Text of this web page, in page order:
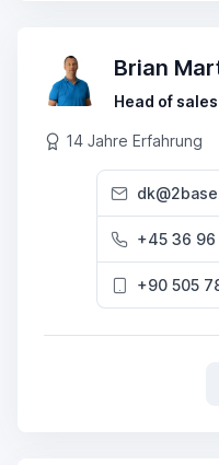
Brian
Head of sales
14 Jahre Erfahrung
+45 36 96
+90 505